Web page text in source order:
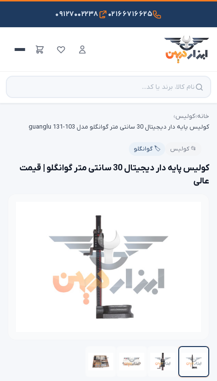
۰۲۱۶۶۷۱۶۶۲۵ ۰۹۱۲۷۰۰۲۲۳۸
خانه›کولیس›
کولیس پایه دار دیجیتال 30 سانتی متر گوانگلو مدل 103-131 guanglu
📂 کولیس 🏷️ گوانگلو
کولیس پایه دار دیجیتال 30 سانتی متر گوانگلو | قیمت
عالی